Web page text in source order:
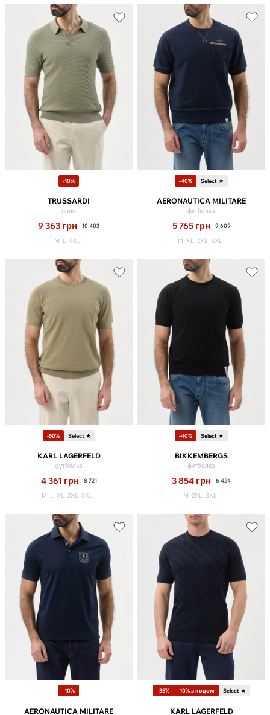
-10%
TRUSSARDI
поло
9 363 грн 10 403
M L 4XL
-40% Select ★
AERONAUTICA MILITARE
футболка
5 765 грн 9 609
M XL 2XL 3XL
-50% Select ★
KARL LAGERFELD
футболка
4 361 грн 8 721
M L XL 2XL 3XL
-40% Select ★
BIKKEMBERGS
футболка
3 854 грн 6 424
M 2XL 3XL
-10%
AERONAUTICA MILITARE
-35% -10% з кодом Select ★
KARL LAGERFELD